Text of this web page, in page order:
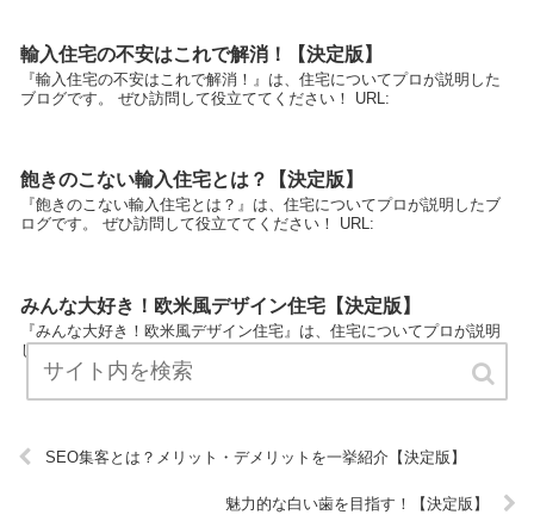
輸入住宅の不安はこれで解消！【決定版】
『輸入住宅の不安はこれで解消！』は、住宅についてプロが説明した
ブログです。 ぜひ訪問して役立ててください！ URL:
飽きのこない輸入住宅とは？【決定版】
『飽きのこない輸入住宅とは？』は、住宅についてプロが説明したブ
ログです。 ぜひ訪問して役立ててください！ URL:
みんな大好き！欧米風デザイン住宅【決定版】
『みんな大好き！欧米風デザイン住宅』は、住宅についてプロが説明
したブログです。 ぜひ訪問して役立ててください！ URL:
SEO集客とは？メリット・デメリットを一挙紹介【決定版】
魅力的な白い歯を目指す！【決定版】